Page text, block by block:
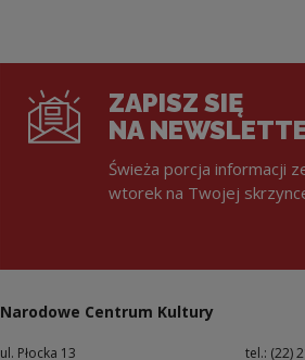
ZAPISZ SIĘ
NA
Świeża porcja informacji
wtorek na Twojej
Narodowe Centrum Kultury
ul. Płocka 13 tel.: (22)